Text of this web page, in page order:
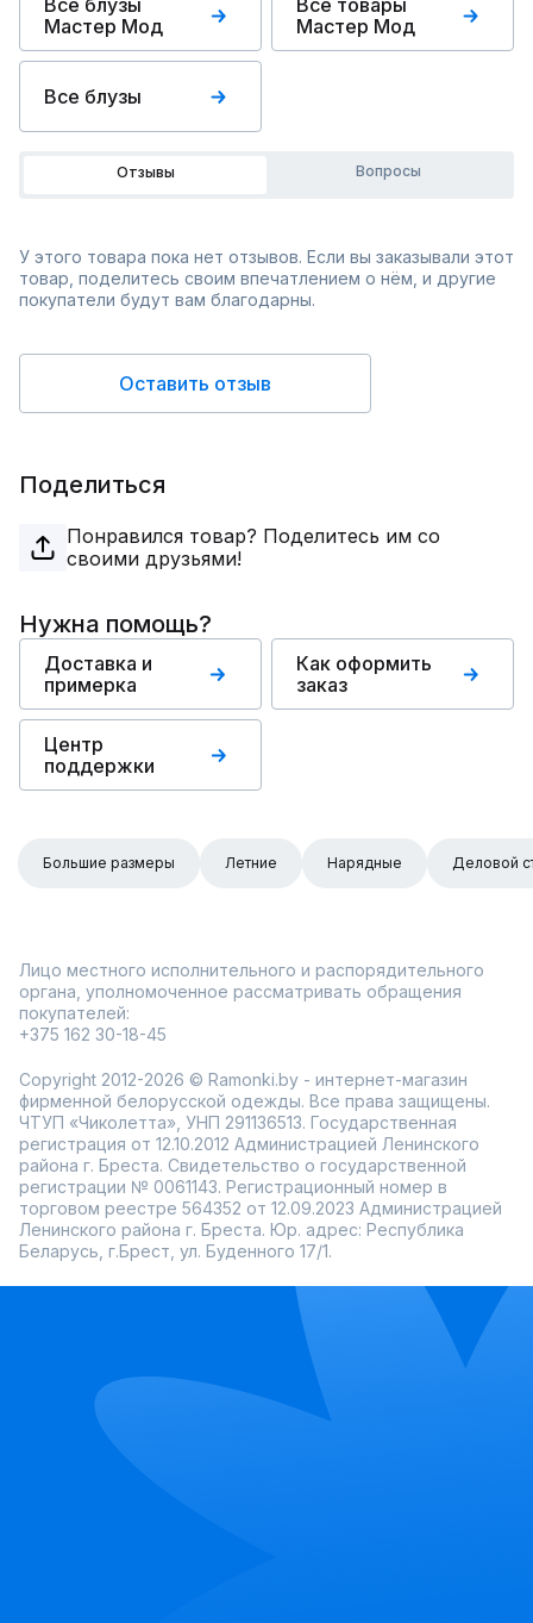
Все блузы
Мастер Мод
Все товары
Мастер Мод
Все блузы
Отзывы Вопросы
У этого товара пока нет отзывов. Если вы заказывали этот
товар, поделитесь своим впечатлением о нём, и другие
покупатели будут вам благодарны.
Оставить отзыв
Поделиться
Понравился товар? Поделитесь им со
своими друзьями!
Нужна помощь?
Доставка и
примерка
Как оформить
заказ
Центр
поддержки
Большие размеры Летние Нарядные Деловой
Лицо местного исполнительного и распорядительного
органа, уполномоченное рассматривать обращения
покупателей:
+375 162 30-18-45
Copyright 2012-2026 © Ramonki.by - интернет-магазин
фирменной белорусской одежды. Все права защищены.
ЧТУП «Чиколетта», УНП 291136513. Государственная
регистрация от 12.10.2012 Администрацией Ленинского
района г. Бреста. Свидетельство о государственной
регистрации № 0061143. Регистрационный номер в
торговом реестре 564352 от 12.09.2023 Администрацией
Ленинского района г. Бреста. Юр. адрес: Республика
Беларусь, г.Брест, ул. Буденного 17/1.